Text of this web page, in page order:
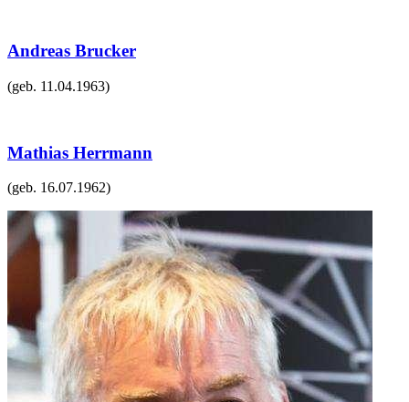
Andreas Brucker
(geb. 11.04.1963)
Mathias Herrmann
(geb. 16.07.1962)